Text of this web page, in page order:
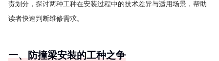
责划分，探讨两种工种在安装过程中的技术差异与适用场景，帮助
读者快速判断维修需求。
一、防撞梁安装的工种之争